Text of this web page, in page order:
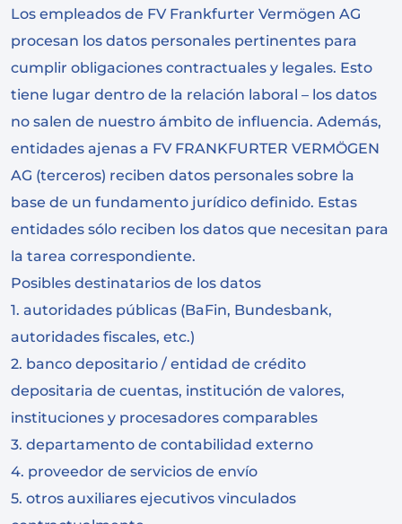
Los empleados de FV Frankfurter Vermögen AG
procesan los datos personales pertinentes para
cumplir obligaciones contractuales y legales. Esto
tiene lugar dentro de la relación laboral – los datos
no salen de nuestro ámbito de influencia. Además,
entidades ajenas a FV FRANKFURTER VERMÖGEN
AG (terceros) reciben datos personales sobre la
base de un fundamento jurídico definido. Estas
entidades sólo reciben los datos que necesitan para
la tarea correspondiente.
Posibles destinatarios de los datos
1. autoridades públicas (BaFin, Bundesbank,
autoridades fiscales, etc.)
2. banco depositario / entidad de crédito
depositaria de cuentas, institución de valores,
instituciones y procesadores comparables
3. departamento de contabilidad externo
4. proveedor de servicios de envío
5. otros auxiliares ejecutivos vinculados